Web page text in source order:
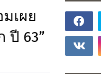
เผย
ปี 63”